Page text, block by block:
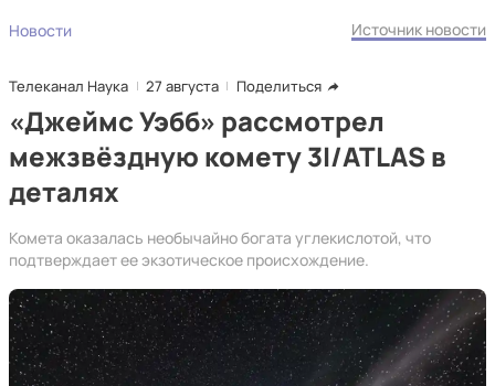
Новости Источник новости
Телеканал Наука 27 августа Поделиться
«Джеймс Уэбб» рассмотрел
межзвёздную комету 3I/ATLAS в
деталях
Комета оказалась необычайно богата углекислотой, что
подтверждает ее экзотическое происхождение.